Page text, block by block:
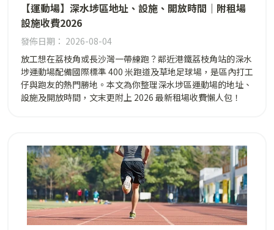
【運動場】深水埗區地址、設施、開放時間｜附租場
設施收費2026
發佈日期： 2026-08-04
放工想在荔枝角或長沙灣一帶練跑？鄰近港鐵荔枝角站的深水
埗運動場配備國際標準 400 米跑道及草地足球場，是區內打工
仔與跑友的熱門勝地。本文為你整理深水埗區運動場的地址、
設施及開放時間，文末更附上 2026 最新租場收費懶人包！